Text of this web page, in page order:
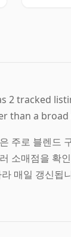
2 tracked
than a
주로 블렌드
소매점을 확
매일 갱신됩